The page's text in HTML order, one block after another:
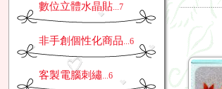
數位立體水晶貼...7
非手創個性化商品...6
客製電腦刺繡...6